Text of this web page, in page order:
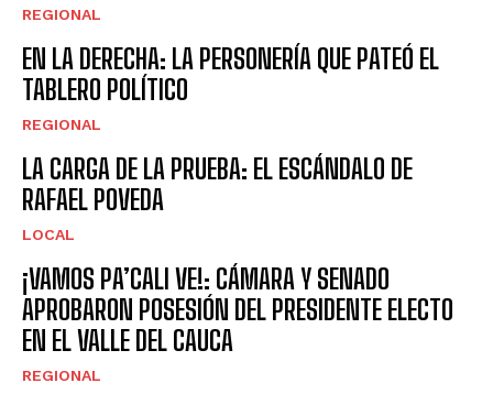
REGIONAL
EN LA DERECHA: LA PERSONERÍA QUE PATEÓ EL
TABLERO POLÍTICO
REGIONAL
LA CARGA DE LA PRUEBA: EL ESCÁNDALO DE
RAFAEL POVEDA
LOCAL
¡VAMOS PA’CALI VE!: CÁMARA Y SENADO
APROBARON POSESIÓN DEL PRESIDENTE ELECTO
EN EL VALLE DEL CAUCA
REGIONAL